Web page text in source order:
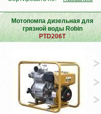
Мотопомпа дизельная для
грязной воды Robin
PTD206T